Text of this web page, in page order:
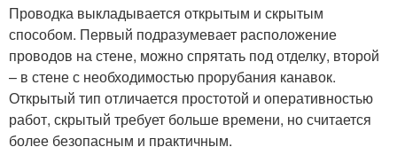
Проводка выкладывается открытым и скрытым
способом. Первый подразумевает расположение
проводов на стене, можно спрятать под отделку, второй
– в стене с необходимостью прорубания канавок.
Открытый тип отличается простотой и оперативностью
работ, скрытый требует больше времени, но считается
более безопасным и практичным.